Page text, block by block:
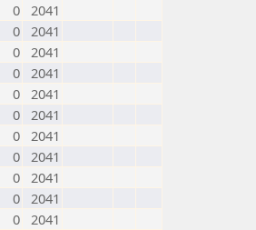
0 2041
0 2041
0 2041
0 2041
0 2041
0 2041
0 2041
0 2041
0 2041
0 2041
0 2041